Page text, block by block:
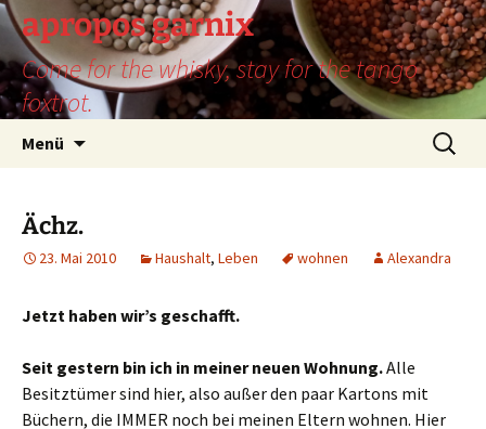
Zum
Inhalt
springen
apropos garnix
Come for the whisky, stay for the tango
foxtrot.
Menü
Suchen
nach:
Ächz.
23. Mai 2010 Haushalt, Leben wohnen Alexandra
Jetzt haben wir’s geschafft.
Seit gestern bin ich in meiner neuen Wohnung.Alle
Besitztümer sind hier, also außer den paar Kartons mit
Büchern, die IMMER noch bei meinen Eltern wohnen. Hier